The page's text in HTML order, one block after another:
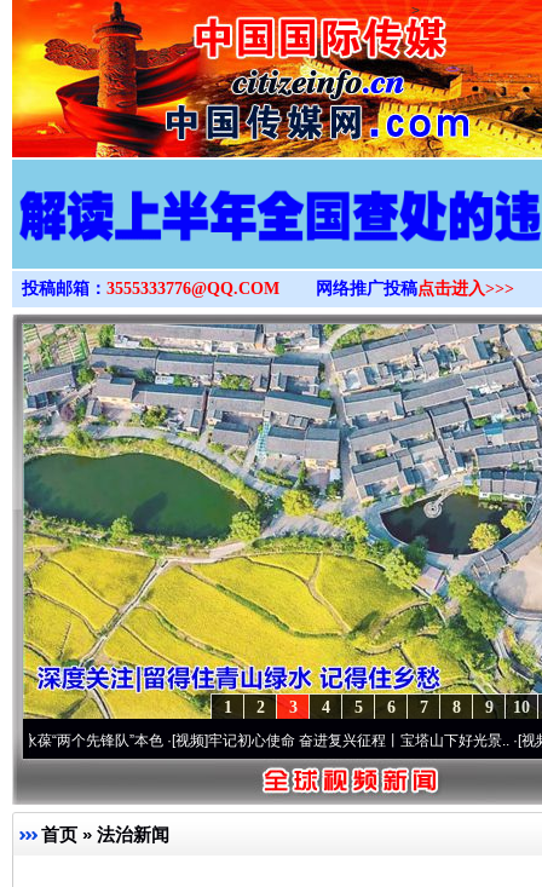
>
投稿邮箱： 3555333776@QQ.COM 网络推广投稿点击进入>>>
10
9
8
7
6
5
4
3
2
1
先锋队”本色·[视频]牢记初心使命 奋进复兴征程丨宝塔山下好光景..·[视频]因党而
首页 » 法治新闻